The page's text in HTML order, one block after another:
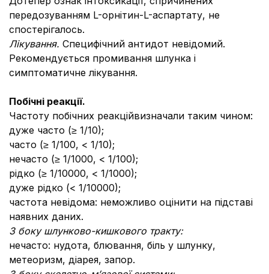
передозуванням L-орнітин-L-аспартату, не
спостерігалось.
Лікування. Специфічний антидот невідомий.
Рекомендується промивання шлунка і
симптоматичне лікування.
Побічні реакції.
Частоту побічних реакційвизначали таким чином:
дуже часто (≥ 1/10);
часто (≥ 1/100, < 1/10);
нечасто (≥ 1/1000, < 1/100);
рідко (≥ 1/10000, < 1/1000);
дуже рідко (< 1/10000);
частота невідома: неможливо оцінити на підставі
наявних даних.
З боку шлунково-кишкового тракту:
нечасто: нудота, блювання, біль у шлунку,
метеоризм, діарея, запор.